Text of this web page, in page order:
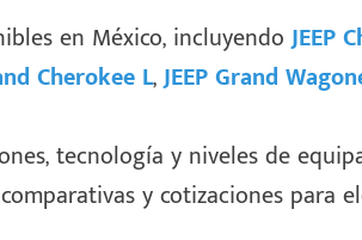
en México, incluyendoJEEP
Cherokee L,JEEP Grand
tecnología y niveles de
y cotizaciones para